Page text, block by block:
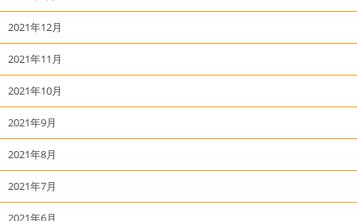
2021年12月
2021年11月
2021年10月
2021年9月
2021年8月
2021年7月
2021年6月